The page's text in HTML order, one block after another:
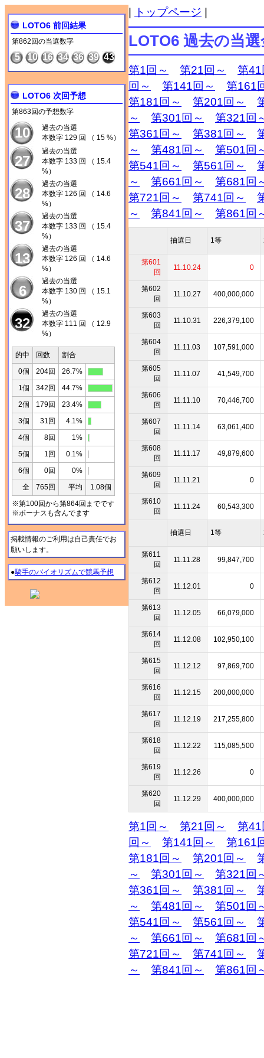
LOTO6 前回結果
第862回の当選数字
5 10 16 34 36 39 43
LOTO6 次回予想
第863回の予想数字
10
過去の当選
本数字 129 回 （ 15 %）
27
過去の当選
本数字 133 回 （ 15.4
%）
28
過去の当選
本数字 126 回 （ 14.6
%）
37
過去の当選
本数字 133 回 （ 15.4
%）
13
過去の当選
本数字 126 回 （ 14.6
%）
6
過去の当選
本数字 130 回 （ 15.1
%）
32
過去の当選
本数字 111 回 （ 12.9
%）
的中 回数
割合
0個
204回
26.7%
1個
342回
44.7%
2個
179回
23.4%
3個
31回
4.1%
4個
8回
1%
5個
1回
0.1%
6個
0回
0%
全
765回 平均
1.08個
※第100回から第864回までです
※ボーナスも含んでます
掲載情報のご利用は自己責任でお
願いします。
●騎手のバイオリズムで競馬予想
トップページ
LOTO6 過去の当選
第1回～ 第21回～
第41
回～
第141回～
第161
第181回～
第201回～
～
第301回～
第321回
第361回～
第381回～
～
第481回～
第501回
第541回～
第561回～
～
第661回～
第681回
第721回～
第741回～
～
第841回～ 第861回
抽選日 1等
第601
回
11.10.24 0
第602
回
11.10.27 400,000,000
第603
回
11.10.31 226,379,100
第604
回
11.11.03 107,591,000
第605
回
11.11.07 41,549,700
第606
回
11.11.10 70,446,700
第607
回
11.11.14 63,061,400
第608
回
11.11.17 49,879,600
第609
回
11.11.21 0
第610
回
11.11.24 60,543,300
抽選日 1等
第611
回
11.11.28 99,847,700
第612
回
11.12.01 0
第613
回
11.12.05 66,079,000
第614
回
11.12.08 102,950,100
第615
回
11.12.12 97,869,700
第616
回
11.12.15 200,000,000
第617
回
11.12.19 217,255,800
第618
回
11.12.22 115,085,500
第619
回
11.12.26 0
第620
回
11.12.29 400,000,000
第1回～ 第21回～
第41
回～
第141回～
第161
第181回～
第201回～
～
第301回～
第321回
第361回～
第381回～
～
第481回～
第501回
第541回～
第561回～
～
第661回～
第681回
第721回～
第741回～
～
第841回～ 第861回